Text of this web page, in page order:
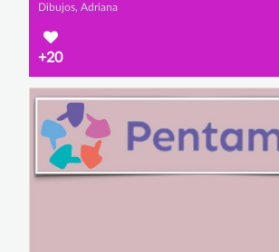
Dibujos, Adriana
+20